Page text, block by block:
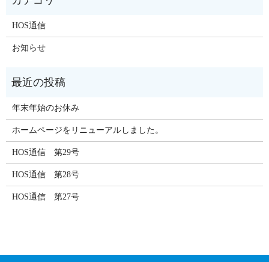
HOS通信
お知らせ
年末年始のお休み
ホームページをリニューアルしました。
HOS通信 第29号
HOS通信 第28号
HOS通信 第27号